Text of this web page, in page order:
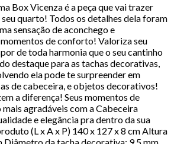
Box Vicenza é a peça que vai trazer
quarto! Todos os detalhes dela foram
sensação de aconchego e
de conforto! Valoriza seu
de toda harmonia que o seu cantinho
destaque para as tachas decorativas,
ela pode te surpreender em
de cabeceira, e objetos decorativos!
a diferença! Seus momentos de
agradáveis com a Cabeceira
e elegância pra dentro da sua
(L x A x P) 140 x 127 x 8 cm Altura